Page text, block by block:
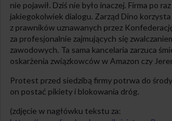
nie pojawił. Dziś nie było inaczej. Firma po
jakiegokolwiek dialogu. Zarząd Dino
z prawników uznawanych przez
za profesjonalnie zajmujących się
zawodowych. Ta sama kancelaria zarzuca
oskarżenia związkowców w Amazon czy
Protest przed siedzibą firmy potrwa do
on postać pikiety i blokowania dróg.
(zdjęcie w nagłówku tekstu za: